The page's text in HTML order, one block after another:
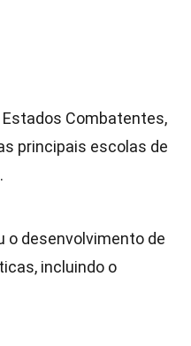
Combatentes,
principais escolas de
o desenvolvimento de
incluindo o